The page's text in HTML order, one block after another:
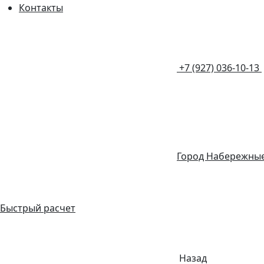
Контакты
+7 (927) 036-10-13
Город
Быстрый расчет
Назад